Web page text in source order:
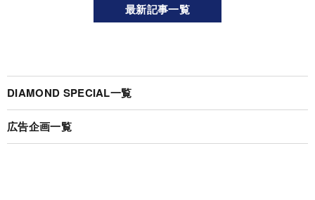
最新記事一覧
DIAMOND SPECIAL一覧
広告企画一覧